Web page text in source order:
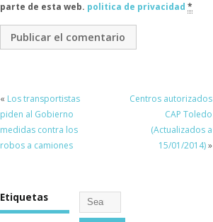
parte de esta web. politica de privacidad *
« Los transportistas
piden al Gobierno
medidas contra los
robos a camiones
Centros autorizados
CAP Toledo
(Actualizados a
15/01/2014)»
Etiquetas